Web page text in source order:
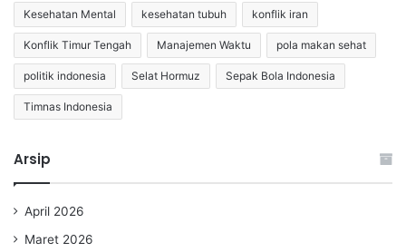
Kesehatan Mental kesehatan tubuh konflik iran
Konflik Timur Tengah Manajemen Waktu pola makan sehat
politik indonesia Selat Hormuz Sepak Bola Indonesia
Timnas Indonesia
Arsip
April 2026
Maret 2026